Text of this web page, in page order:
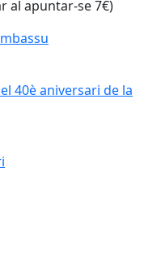
al apuntar-se 7€)
40è aniversari de la
40è aniversari de la